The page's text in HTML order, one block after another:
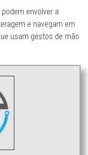
envolver a
e navegam em
usam gestos de mão